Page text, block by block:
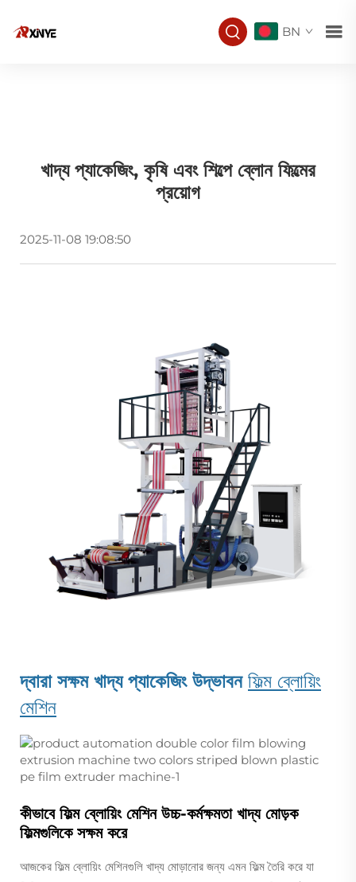
BN
খাদ্য প্যাকেজিং, কৃষি এবং শিল্পে ব্লোন ফিল্মের
প্রয়োগ
2025-11-08 19:08:50
দ্বারা সক্ষম খাদ্য প্যাকেজিং উদ্ভাবন ফিল্ম ব্লোয়িং
মেশিন
কীভাবে ফিল্ম ব্লোয়িং মেশিন উচ্চ-কর্মক্ষমতা খাদ্য মোড়ক
ফিল্মগুলিকে সক্ষম করে
আজকের ফিল্ম ব্লোয়িং মেশিনগুলি খাদ্য মোড়ানোর জন্য এমন ফিল্ম তৈরি করে যা